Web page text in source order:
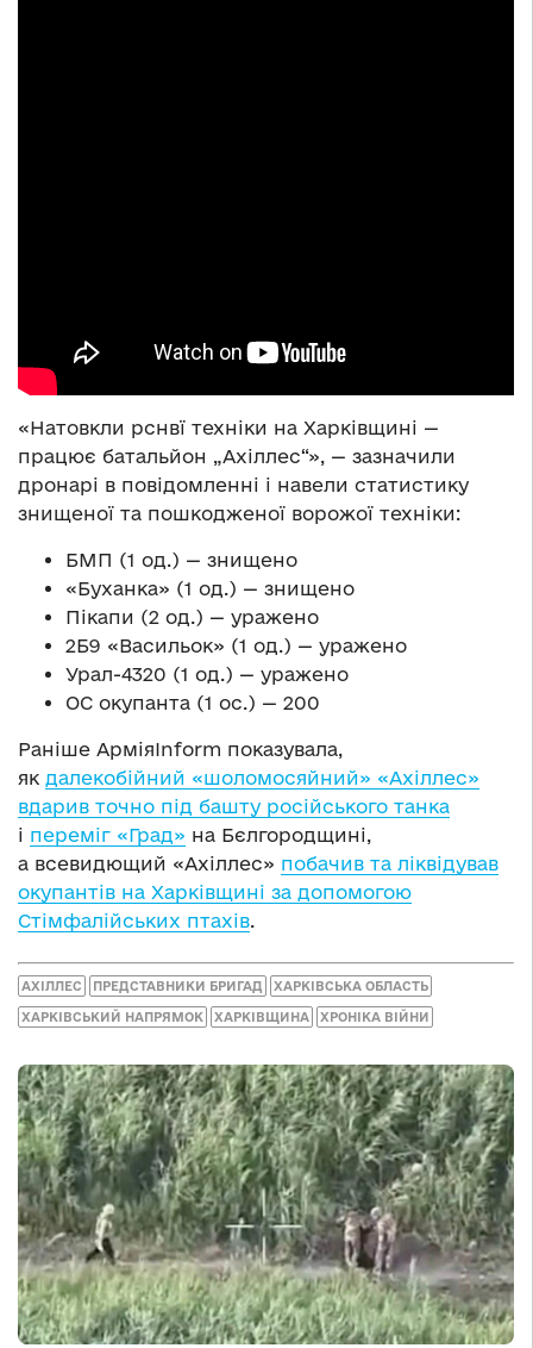
«Натовкли рснвї техніки на Харківщині —
працює батальйон „Ахіллес“», — зазначили
дронарі в повідомленні і навели статистику
знищеної та пошкодженої ворожої техніки:
БМП (1 од.) — знищено
«Буханка» (1 од.) — знищено
Пікапи (2 од.) — уражено
2Б9 «Васильок» (1 од.) — уражено
Урал-4320 (1 од.) — уражено
ОС окупанта (1 ос.) — 200
Раніше АрміяInform показувала,
як далекобійний «шоломосяйний» «Ахіллес»
вдарив точно під башту російського танка
і переміг «Град» на Бєлгородщині,
а всевидющий «Ахіллес» побачив та ліквідував
окупантів на Харківщині за допомогою
Стімфалійських птахів.
АХІЛЛЕС ПРЕДСТАВНИКИ БРИГАД ХАРКІВСЬКА ОБЛАСТЬ
ХАРКІВСЬКИЙ НАПРЯМОК ХАРКІВЩИНА ХРОНІКА ВІЙНИ